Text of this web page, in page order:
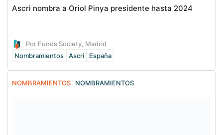
Ascri nombra a Oriol Pinya presidente hasta 2024
Por Funds Society, Madrid
Nombramientos
Ascri España
NOMBRAMIENTOS NOMBRAMIENTOS